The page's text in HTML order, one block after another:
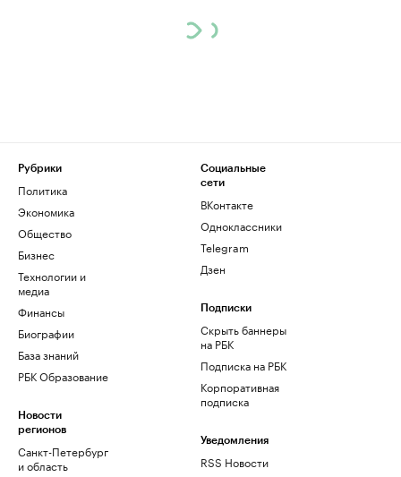
Рубрики
Политика
Экономика
Общество
Бизнес
Технологии и
медиа
Финансы
Биографии
База знаний
РБК Образование
Новости
регионов
Санкт-Петербург
и область
Социальные
сети
ВКонтакте
Одноклассники
Telegram
Дзен
Подписки
Скрыть баннеры
на РБК
Подписка на РБК
Корпоративная
подписка
Уведомления
RSS Новости